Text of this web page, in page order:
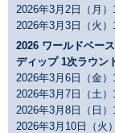
2026年3月2日（月
2026年3月3日（火
2026 ワールドベー
ディップ 1次ラウン
2026年3月6日（金
2026年3月7日（土
2026年3月8日（日
2026年3月10日（